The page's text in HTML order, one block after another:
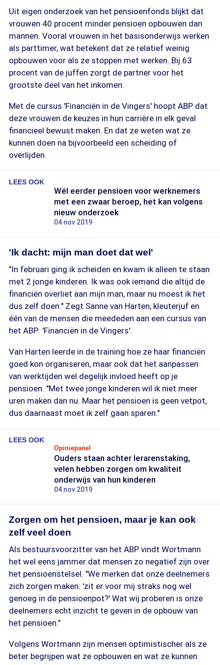
Uit eigen onderzoek van het pensioenfonds blijkt dat
vrouwen 40 procent minder pensioen opbouwen dan
mannen. Vooral vrouwen in het basisonderwijs werken
als parttimer, wat betekent dat ze relatief weinig
opbouwen voor als ze stoppen met werken. Bij 63
procent van de juffen zorgt de partner voor het
grootste deel van het inkomen.
Met de cursus 'Financiën in de Vingers' hoopt ABP dat
deze vrouwen de keuzes in hun carrière in elk geval
financieel bewust maken. En dat ze weten wat ze
kunnen doen na bijvoorbeeld een scheiding of
overlijden.
LEES OOK
Wél eerder pensioen voor werknemers
met een zwaar beroep, het kan volgens
nieuw onderzoek
04 nov 2019
'Ik dacht: mijn man doet dat wel'
"In februari ging ik scheiden en kwam ik alleen te staan
met 2 jonge kinderen. Ik was ook iemand die altijd de
financiën overliet aan mijn man, maar nu moest ik het
dus zelf doen." Zegt Sanne van Harten, kleuterjuf en
één van de mensen die meededen aan een cursus van
het ABP: 'Financiën in de Vingers'.
Van Harten leerde in de training hoe ze haar financiën
goed kon organiseren, maar ook dat het aanpassen
van werktijden wel degelijk invloed heeft op je
pensioen. "Met twee jonge kinderen wil ik niet meer
uren maken dan nu. Maar het pensioen is geen vetpot,
dus daarnaast moet ik zelf gaan sparen."
LEES OOK
Opiniepanel
Ouders staan achter lerarenstaking,
velen hebben zorgen om kwaliteit
onderwijs van hun kinderen
04 nov 2019
Zorgen om het pensioen, maar je kan ook
zelf veel doen
Als bestuursvoorzitter van het ABP vindt Wortmann
het wel eens jammer dat mensen zo negatief zijn over
het pensioenstelsel. "We merken dat onze deelnemers
zich zorgen maken: 'zit er voor mij straks nog wel
genoeg in de pensioenpot?' Wat wij proberen is onze
deelnemers echt inzicht te geven in de opbouw van
het pensioen."
Volgens Wortmann zijn mensen optimistischer als ze
beter begrijpen wat ze opbouwen en wat ze kunnen